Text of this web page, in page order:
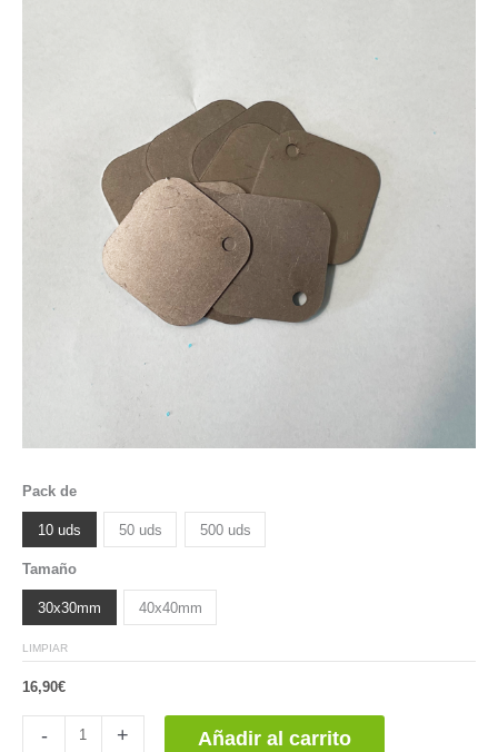
Pack de
10 uds 50 uds 500 uds
Tamaño
30x30mm 40x40mm
LIMPIAR
16,90€
- + Añadir al carrito